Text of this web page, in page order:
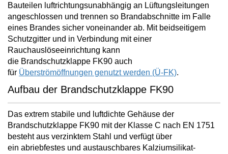
Bauteilen luftrichtungsunabhängig an Lüftungsleitungen
angeschlossen und trennen so Brandabschnitte im Falle
eines Brandes sicher voneinander ab. Mit beidseitigem
Schutzgitter und in Verbindung mit einer
Rauchauslöseeinrichtung kann
die Brandschutzklappe FK90 auch
für Überströmöffnungen genutzt werden (Ü-FK).
Aufbau der Brandschutzklappe FK90
Das extrem stabile und luftdichte Gehäuse der
Brandschutzklappe FK90 mit der Klasse C nach EN 1751
besteht aus verzinktem Stahl und verfügt über
ein abriebfestes und austauschbares Kalziumsilikat-